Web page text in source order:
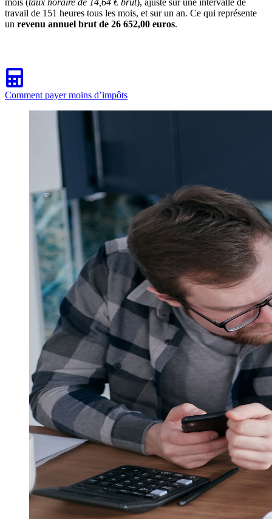
travail de 151 heures tous les mois, et sur un an. Ce qui représente
un revenu annuel brut de 26 652,00 euros.
Comment payer moins d’impôts